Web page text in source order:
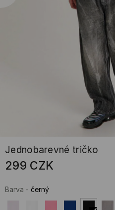
Jednobarevné tričko
299 CZK
Barva - černý